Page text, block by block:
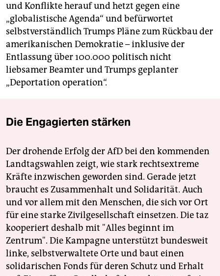
und Konflikte herauf und hetzt gegen eine
„globalistische Agenda“ und befürwortet
selbstverständlich Trumps Pläne zum Rückbau der
amerikanischen Demokratie – inklusive der
Entlassung über 100.000 politisch nicht
liebsamer Beamter und Trumps geplanter
„Deportation operation“.
Die Engagierten stärken
Der drohende Erfolg der AfD bei den kommenden
Landtagswahlen zeigt, wie stark rechtsextreme
Kräfte inzwischen geworden sind. Gerade jetzt
braucht es Zusammenhalt und Solidarität. Auch
und vor allem mit den Menschen, die sich vor Ort
für eine starke Zivilgesellschaft einsetzen. Die taz
kooperiert deshalb mit "Alles beginnt im
Zentrum". Die Kampagne unterstützt bundesweit
linke, selbstverwaltete Orte und baut einen
solidarischen Fonds für deren Schutz und Erhalt